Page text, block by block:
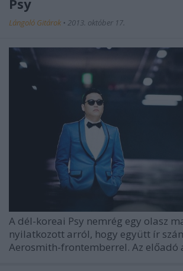
Psy
Lángoló Gitárok • 2013. október 17.
A dél-koreai Psy nemrég egy olasz
nyilatkozott arról, hogy együtt ír
Aerosmith-frontemberrel. Az előadó